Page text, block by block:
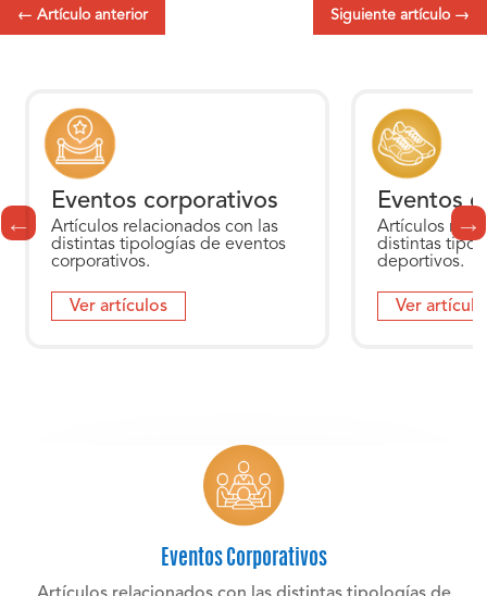
← Artículo anterior Siguiente artículo→
Eventos corporativos
Artículos relacionados con las
distintas tipologías de eventos
corporativos.
Ver artículos
Eventos
Artículos
distintas
deportivos.
Ver
Eventos Corporativos